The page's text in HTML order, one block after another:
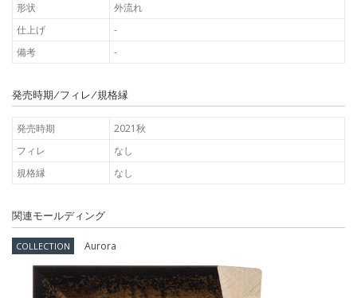
形状
外流れ
仕上げ
-
備考
-
発売時期/フィレ/規格縁
発売時期
2021秋
フィレ
なし
規格縁
なし
関連モールディング
COLLECTION Aurora